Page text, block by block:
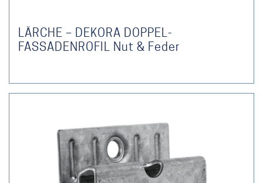
LÄRCHE – DEKORA DOPPEL-
FASSADENROFIL Nut & Feder